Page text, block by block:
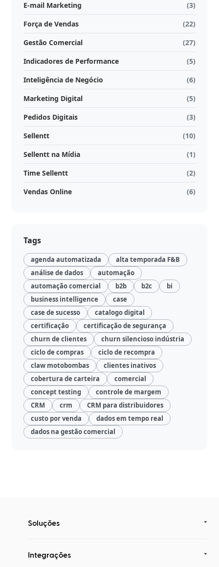
E-mail Marketing
(3)
Força de Vendas
(22)
Gestão Comercial
(27)
Indicadores de Performance
(5)
Inteligência de Negócio
(6)
Marketing Digital
(5)
Pedidos Digitais
(3)
Sellentt
(10)
Sellentt na Mídia
(1)
Time Sellentt
(2)
Vendas Online
(6)
Tags
agenda automatizada
alta temporada F&B
análise de dados
automação
automação comercial
b2b b2c
bi
business intelligence
case
case de sucesso
catalogo digital
certificação
certificação de segurança
churn de clientes
churn silencioso indústria
ciclo de compras
ciclo de recompra
claw motobombas
clientes inativos
cobertura de carteira
comercial
concept testing
controle de margem
CRM
crm
CRM para distribuidores
custo por venda
dados em tempo real
dados na gestão comercial
Soluções
Integrações